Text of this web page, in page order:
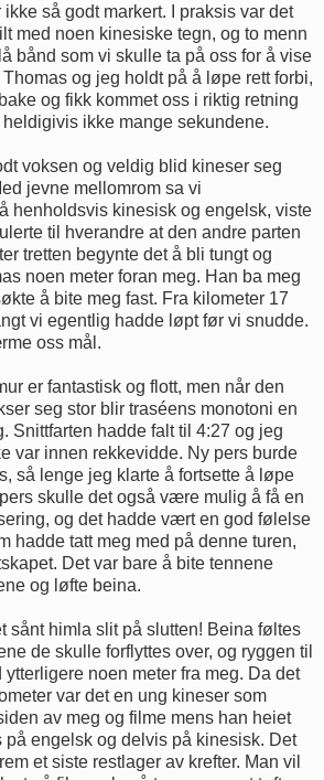
så godt markert. I praksis var det
med noen kinesiske tegn, og to menn
bånd som vi skulle ta på oss for å vise
og jeg holdt på å løpe rett forbi,
og fikk kommet oss i riktig retning
ikke mange sekundene.
voksen og veldig blid kineser seg
jevne mellomrom sa vi
henholdsvis kinesisk og engelsk, viste
til hverandre at den andre parten
tretten begynte det å bli tungt og
noen meter foran meg. Han ba meg
å bite meg fast. Fra kilometer 17
vi egentlig hadde løpt før vi snudde.
oss mål.
er fantastisk og flott, men når den
seg stor blir traséens monotoni en
Snittfarten hadde falt til 4:27 og jeg
var innen rekkevidde. Ny pers burde
så lenge jeg klarte å fortsette å løpe
skulle det også være mulig å få en
og det hadde vært en god følelse
hadde tatt meg med på denne turen,
Det var bare å bite tennene
og løfte beina.
sånt himla slit på slutten! Beina føltes
de skulle forflyttes over, og ryggen til
noen meter fra meg. Da det
var det en ung kineser som
av meg og filme mens han heiet
på engelsk og delvis på kinesisk. Det
et siste restlager av krefter. Man vil